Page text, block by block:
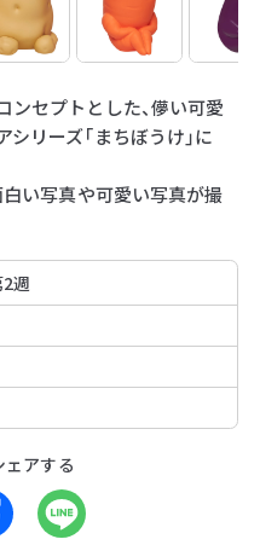
セプトとした、儚い可愛
リーズ「まちぼうけ」に
い写真や可愛い写真が撮
週
ェアする